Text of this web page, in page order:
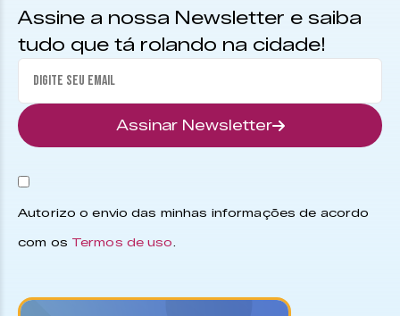
Assine a nossa Newsletter e saiba
tudo que tá rolando na cidade!
Assinar Newsletter
Autorizo o envio das minhas informações de acordo
com os Termos de uso.